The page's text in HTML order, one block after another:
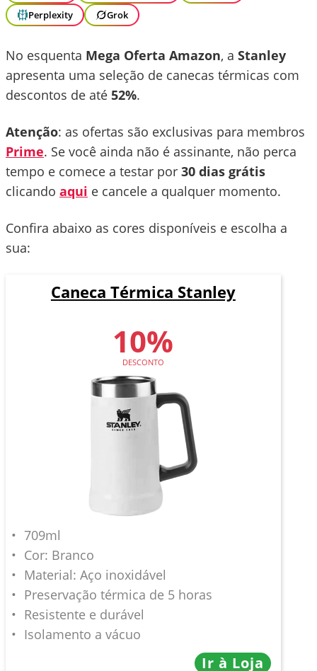
Perplexity
Grok
No esquenta Mega Oferta Amazon, a Stanley
apresenta uma seleção de canecas térmicas com
descontos de até 52%.
Atenção: as ofertas são exclusivas para membros
Prime. Se você ainda não é assinante, não perca
tempo e comece a testar por 30 dias grátis
clicando aqui e cancele a qualquer momento.
Confira abaixo as cores disponíveis e escolha a
sua:
Caneca Térmica Stanley
10%
DESCONTO
709ml
Cor: Branco
Material: Aço inoxidável
Preservação térmica de 5 horas
Resistente e durável
Isolamento a vácuo
Ir à Loja